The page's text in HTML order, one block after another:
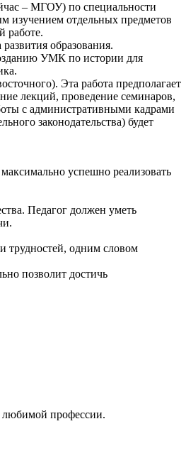
– МГОУ) по специальности
изучением отдельных предметов
работе.
образования.
УМК по истории для
Эта работа предполагает
лекций, проведение семинаров,
с административными кадрами
законодательства) будет
успешно реализовать
Педагог должен уметь
трудностей, одним словом
позволит достичь
любимой профессии.